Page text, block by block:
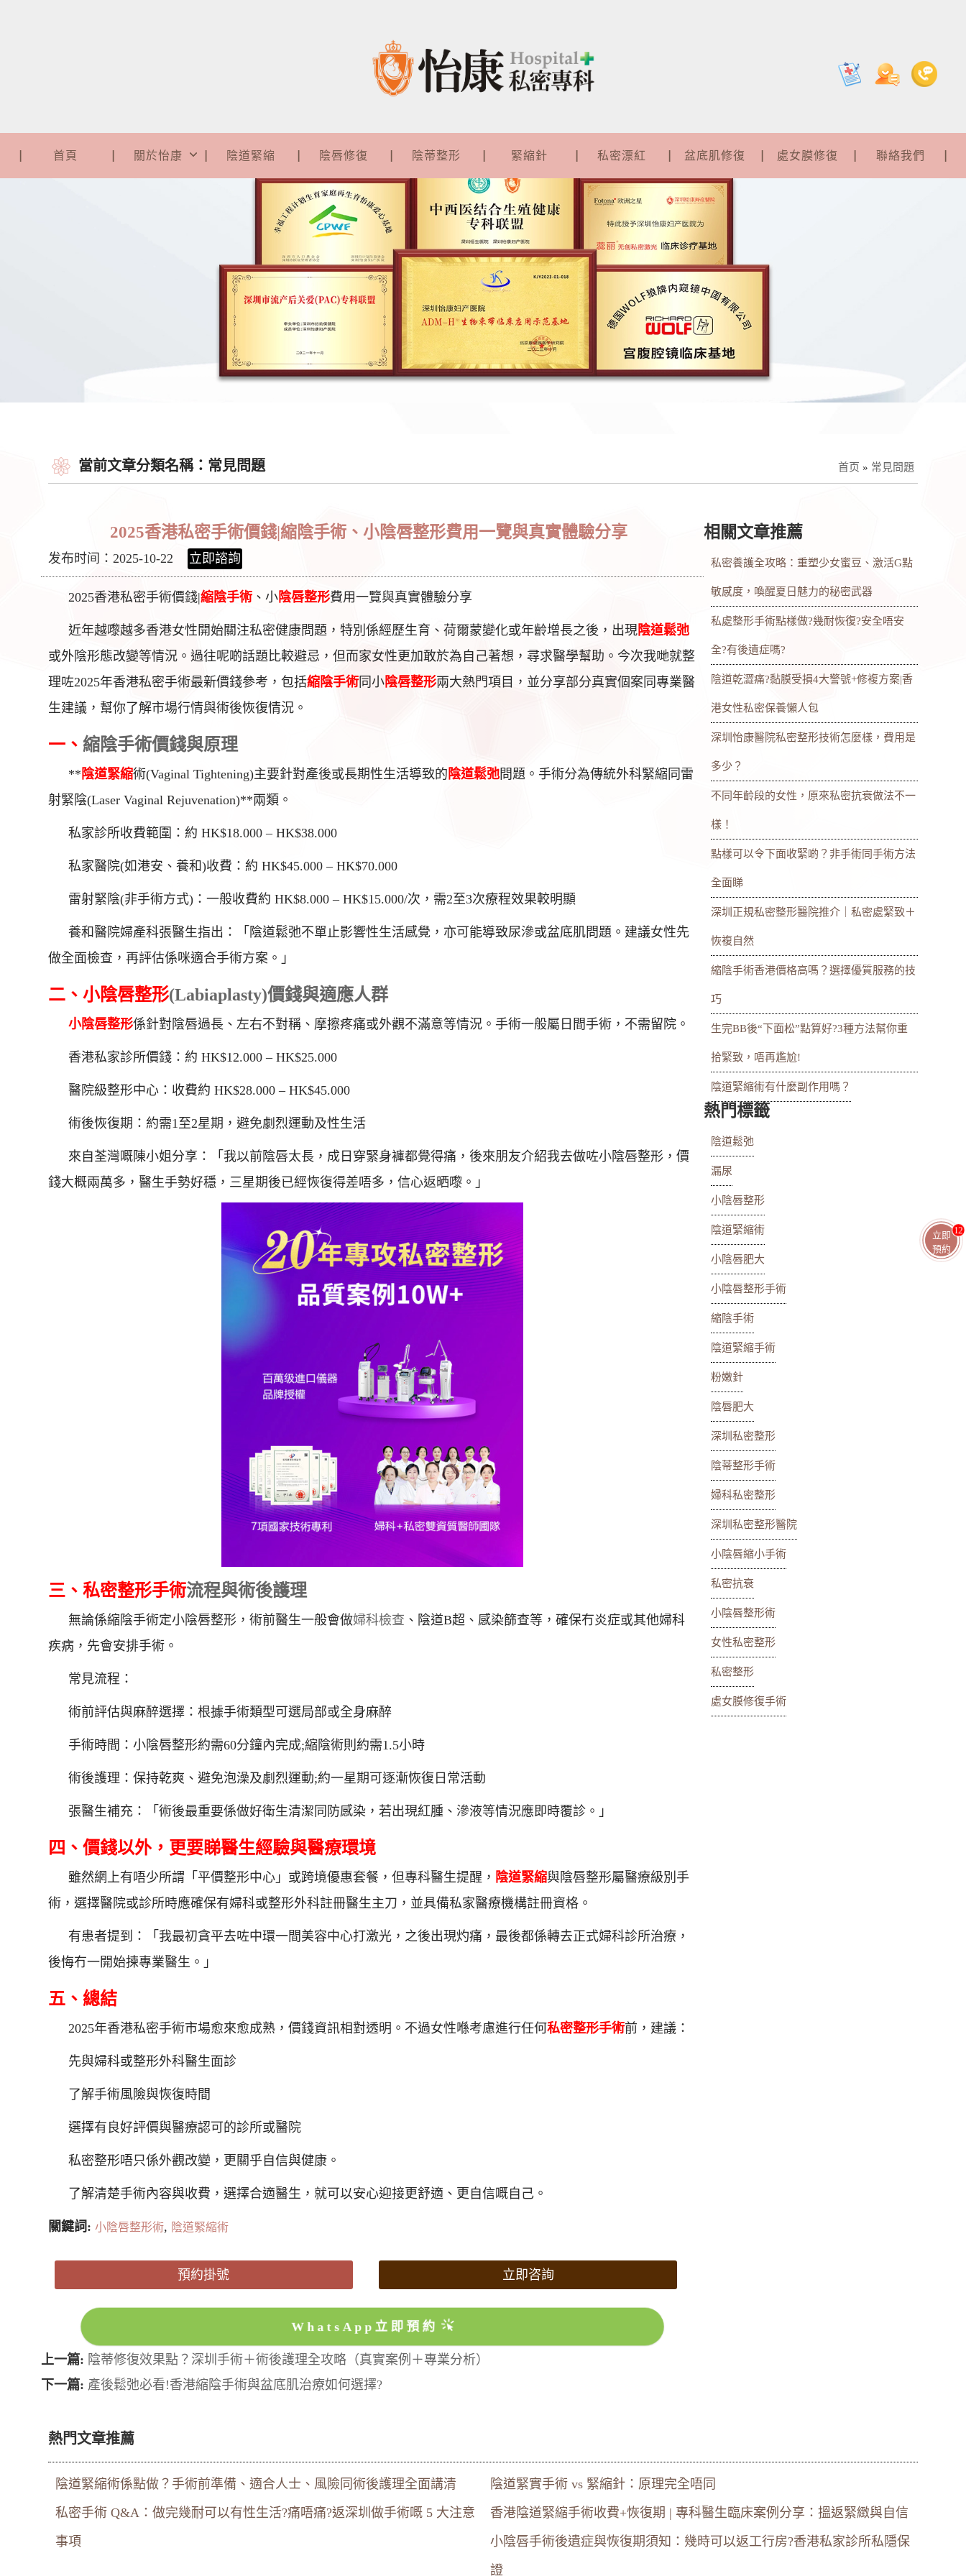
首頁 關於怡康 陰道緊縮 陰唇修復 陰蒂整形 緊縮針 私密漂紅 盆底肌修復 處女膜修復 聯絡我們
當前文章分類名稱：常見問題 首页 » 常見問題
2025香港私密手術價錢|縮陰手術、小陰唇整形費用一覽與真實體驗分享
发布时间：2025-10-22 立即諮詢
2025香港私密手術價錢|縮陰手術 、小陰唇整形費用一覽與真實體驗分享
近年越嚟越多香港女性開始關注私密健康問題，特別係經歷生育、荷爾蒙變化或年齡增長之後，出現陰道鬆弛
或外陰形態改變等情況。過往呢啲話題比較避忌，但而家女性更加敢於為自己著想，尋求醫學幫助。今次我哋就整
理咗2025年香港私密手術最新價錢參考，包括縮陰手術 同小陰唇整形兩大熱門項目，並分享部分真實個案同專業醫
生建議，幫你了解市場行情與術後恢復情況。
一、 縮陰手術價錢與原理
** 陰道緊縮術(Vaginal Tightening)主要針對產後或長期性生活導致的 陰道鬆弛問題。手術分為傳統外科緊縮同雷
射緊陰(Laser Vaginal Rejuvenation)**兩類。
私家診所收費範圍：約 HK$18.000 – HK$38.000
私家醫院(如港安、養和)收費：約 HK$45.000 – HK$70.000
雷射緊陰(非手術方式)：一般收費約 HK$8.000 – HK$15.000/次，需2至3次療程效果較明顯
養和醫院婦產科張醫生指出：「陰道鬆弛不單止影響性生活感覺，亦可能導致尿滲或盆底肌問題。建議女性先
做全面檢查，再評估係咪適合手術方案。」
二、小陰唇整形(Labiaplasty)價錢與適應人群
小陰唇整形係針對陰唇過長、左右不對稱、摩擦疼痛或外觀不滿意等情況。手術一般屬日間手術，不需留院。
香港私家診所價錢：約 HK$12.000 – HK$25.000
醫院級整形中心：收費約 HK$28.000 – HK$45.000
術後恢復期：約需1至2星期，避免劇烈運動及性生活
來自荃灣嘅陳小姐分享：「我以前陰唇太長，成日穿緊身褲都覺得痛，後來朋友介紹我去做咗小陰唇整形，價
錢大概兩萬多，醫生手勢好穩，三星期後已經恢復得差唔多，信心返晒嚟。」
三、私密整形手術流程與術後護理
無論係縮陰手術定小陰唇整形，術前醫生一般會做婦科檢查 、陰道B超、感染篩查等，確保冇炎症或其他婦科
疾病，先會安排手術。
常見流程：
術前評估與麻醉選擇：根據手術類型可選局部或全身麻醉
手術時間：小陰唇整形約需60分鐘內完成;縮陰術則約需1.5小時
術後護理：保持乾爽、避免泡澡及劇烈運動;約一星期可逐漸恢復日常活動
張醫生補充：「術後最重要係做好衛生清潔同防感染，若出現紅腫、滲液等情況應即時覆診。」
四、價錢以外，更要睇醫生經驗與醫療環境
雖然網上有唔少所謂「平價整形中心」或跨境優惠套餐，但專科醫生提醒， 陰道緊縮與陰唇整形屬醫療級別手
術，選擇醫院或診所時應確保有婦科或整形外科註冊醫生主刀，並具備私家醫療機構註冊資格。
有患者提到：「我最初貪平去咗中環一間美容中心打激光，之後出現灼痛，最後都係轉去正式婦科診所治療，
後悔冇一開始揀專業醫生。」
五、總結
2025年香港私密手術市場愈來愈成熟，價錢資訊相對透明。不過女性喺考慮進行任何私密整形手術前，建議：
先與婦科或整形外科醫生面診
了解手術風險與恢復時間
選擇有良好評價與醫療認可的診所或醫院
私密整形唔只係外觀改變，更關乎自信與健康。
了解清楚手術內容與收費，選擇合適醫生，就可以安心迎接更舒適、更自信嘅自己。
關鍵詞:小陰唇整形術, 陰道緊縮術
預約掛號 立即咨詢
WhatsApp立即預約
上一篇: 陰蒂修復效果點？深圳手術＋術後護理全攻略（真實案例＋專業分析）
下一篇: 產後鬆弛必看!香港縮陰手術與盆底肌治療如何選擇?
相關文章推薦
私密養護全攻略：重塑少女蜜豆、激活G點
敏感度，喚醒夏日魅力的秘密武器
私處整形手術點樣做?幾耐恢復?安全唔安
全?有後遺症嗎?
陰道乾澀痛?黏膜受損4大警號+修複方案|香
港女性私密保養懶人包
深圳怡康醫院私密整形技術怎麼樣，費用是
多少？
不同年齡段的女性，原來私密抗衰做法不一
樣！
點樣可以令下面收緊啲？非手術同手術方法
全面睇
深圳正規私密整形醫院推介｜私密處緊致＋
恢複自然
縮陰手術香港價格高嗎？選擇優質服務的技
巧
生完BB後“下面松”點算好?3種方法幫你重
拾緊致，唔再尷尬!
陰道緊縮術有什麼副作用嗎？
熱門標籤
陰道鬆弛
漏尿
小陰唇整形
陰道緊縮術
小陰唇肥大
小陰唇整形手術
縮陰手術
陰道緊縮手術
粉嫩針
陰唇肥大
深圳私密整形
陰蒂整形手術
婦科私密整形
深圳私密整形醫院
小陰唇縮小手術
私密抗衰
小陰唇整形術
女性私密整形
私密整形
處女膜修復手術
熱門文章推薦
陰道緊縮術係點做？手術前準備、適合人士、風險同術後護理全面講清
陰道緊實手術 vs 緊縮針：原理完全唔同
私密手術 Q&A：做完幾耐可以有性生活?痛唔痛?返深圳做手術嘅 5 大注意
事項
香港陰道緊縮手術收費+恢復期 | 專科醫生臨床案例分享：搵返緊緻與自信
小陰唇手術後遺症與恢復期須知：幾時可以返工行房?香港私家診所私隱保
證
立即
預約
13